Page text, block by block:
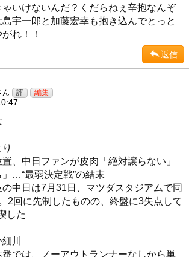
いけないんだ？くだらねぇ辛抱なんぞ
宇一郎と加藤宏幸も抱き込んでとっと
れ！！
返信
ん
、中日ファンが皮肉「絶対譲らない」
」…“最弱決定戦”の結末
中日は7月31日、マツダスタジアムで同
2回に先制したものの、終盤に3失点して
した
川
では、ノーアウトランナーなしから単